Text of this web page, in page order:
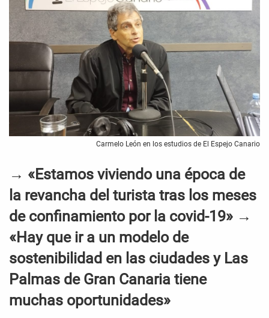
Carmelo León en los estudios de El Espejo Canario
→ «Estamos viviendo una época de
la revancha del turista tras los meses
de confinamiento por la covid-19» →
«Hay que ir a un modelo de
sostenibilidad en las ciudades y Las
Palmas de Gran Canaria tiene
muchas oportunidades»